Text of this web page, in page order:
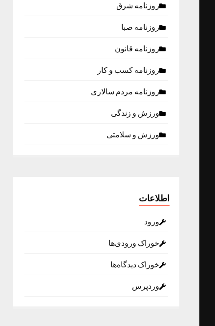
روزنامه شرق
روزنامه صبا
روزنامه قانون
روزنامه كسب و كار
روزنامه مردم سالاری
ورزش و زندگی
ورزش و سلامتی
اطلاعات
ورود
خوراک ورودی‌ها
خوراک دیدگاه‌ها
وردپرس